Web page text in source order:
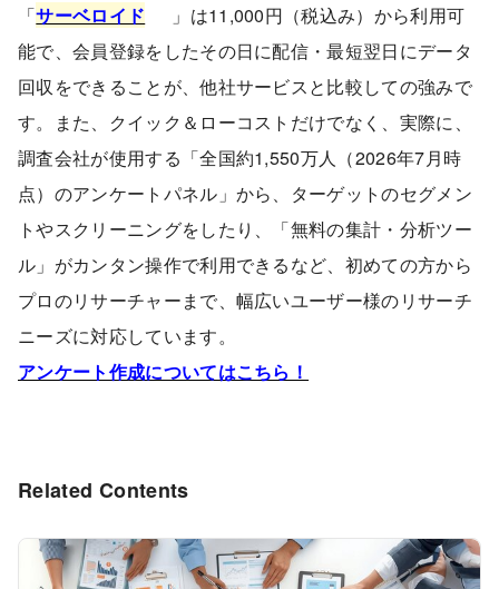
「サーベロイド
」は11,000円（税込み）から利用可
能で、会員登録をしたその日に配信・最短翌日にデータ
回収をできることが、他社サービスと比較しての強みで
す。また、クイック＆ローコストだけでなく、実際に、
調査会社が使用する「全国約1,550万人（2026年7月時
点）のアンケートパネル」から、ターゲットのセグメン
トやスクリーニングをしたり、「無料の集計・分析ツー
ル」がカンタン操作で利用できるなど、初めての方から
プロのリサーチャーまで、幅広いユーザー様のリサーチ
ニーズに対応しています。
アンケート作成についてはこちら！
Related Contents